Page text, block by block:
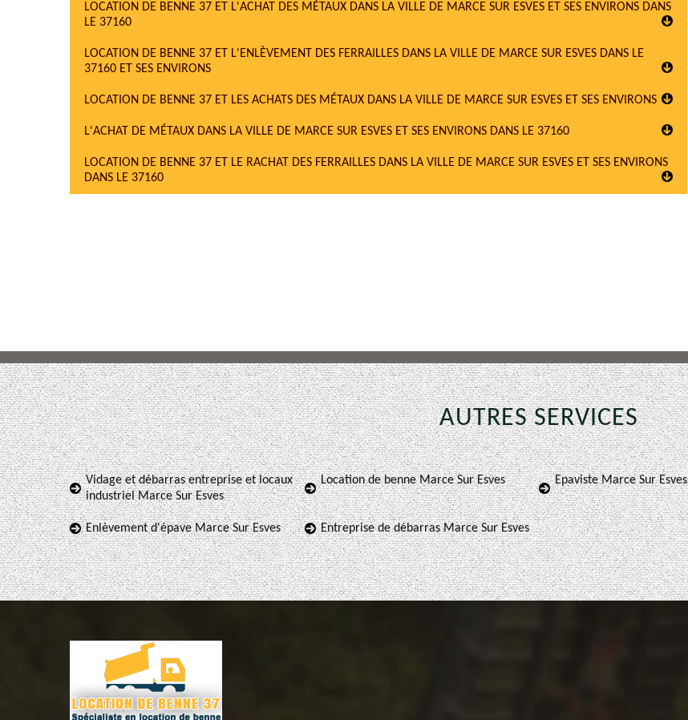
LOCATION DE BENNE 37 ET L'ACHAT DES MÉTAUX DANS LA VILLE DE MARCE SUR ESVES ET SES ENVIRONS DANS
LE 37160
LOCATION DE BENNE 37 ET L'ENLÈVEMENT DES FERRAILLES DANS LA VILLE DE MARCE SUR ESVES DANS LE
37160 ET SES ENVIRONS
LOCATION DE BENNE 37 ET LES ACHATS DES MÉTAUX DANS LA VILLE DE MARCE SUR ESVES ET SES ENVIRONS
L'ACHAT DE MÉTAUX DANS LA VILLE DE MARCE SUR ESVES ET SES ENVIRONS DANS LE 37160
LOCATION DE BENNE 37 ET LE RACHAT DES FERRAILLES DANS LA VILLE DE MARCE SUR ESVES ET SES ENVIRONS
DANS LE 37160
AUTRES SERVICES
Vidage et débarras entreprise et locaux
industriel Marce Sur Esves
Location de benne Marce Sur Esves Epaviste Marce Sur Esves
Enlèvement d'épave Marce Sur Esves Entreprise de débarras Marce Sur Esves